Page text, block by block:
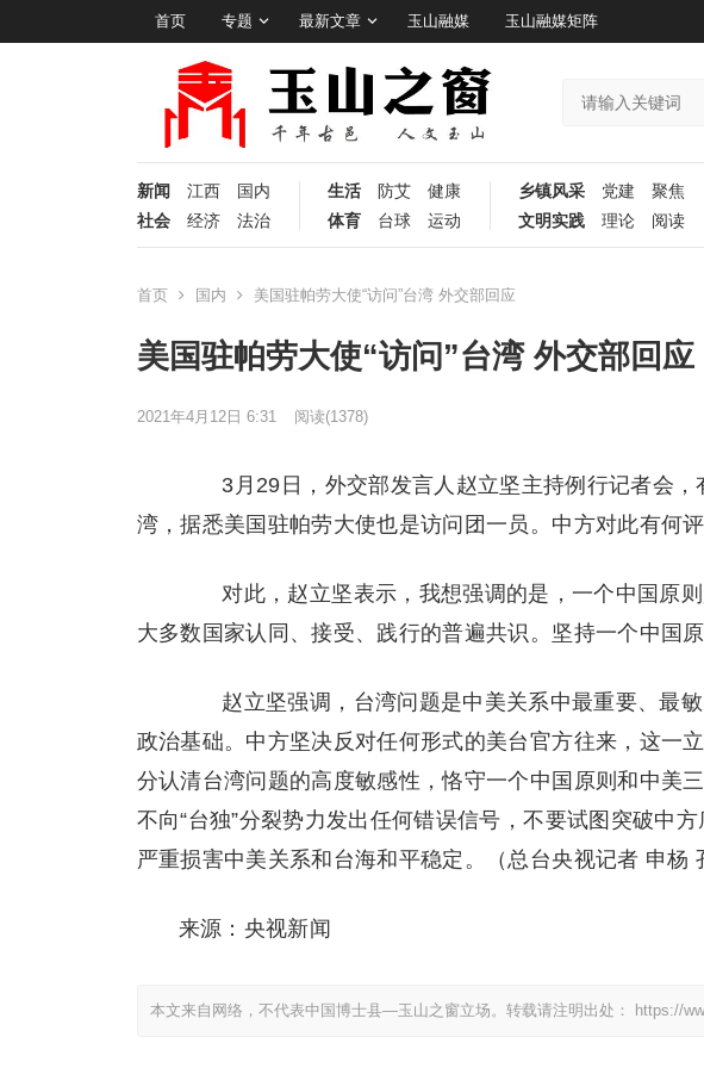
首页 专题 最新文章 玉山融媒 玉山融媒矩阵
新闻 江西
国内
社会
经济 法治
生活 防艾
健康
体育
台球 运动
乡镇风采 党建
聚焦
文明实践
理论 阅读
首页 国内 美国驻帕劳大使“访问”台湾 外交部回应
美国驻帕劳大使“访问”台湾 外交部回应
2021年4月12日 6:31 阅读(1378)
3月29日，外交部发言人赵立坚主持例行记者会，
湾，据悉美国驻帕劳大使也是访问团一员。中方对此有何评
对此，赵立坚表示，我想强调的是，一个中国原则
大多数国家认同、接受、践行的普遍共识。坚持一个中国
赵立坚强调，台湾问题是中美关系中最重要、最敏
政治基础。中方坚决反对任何形式的美台官方往来，这一
分认清台湾问题的高度敏感性，恪守一个中国原则和中美
不向“台独”分裂势力发出任何错误信号，不要试图突破中
严重损害中美关系和台海和平稳定。（总台央视记者 申杨
来源：央视新闻
本文来自网络，不代表中国博士县—玉山之窗立场。转载请注明出处： https://